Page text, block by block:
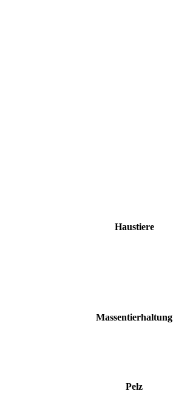
Haustiere
Massentierhaltung
Pelz